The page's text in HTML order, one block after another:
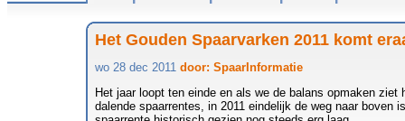
Het Gouden Spaarvarken 2011 komt
wo 28 dec 2011 door: SpaarInformatie
Het jaar loopt ten einde en als we de balans opmaken ziet
dalende spaarrentes, in 2011 eindelijk de weg naar boven